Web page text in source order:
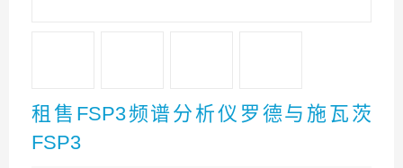
租售FSP3频谱分析仪罗德与施瓦茨
FSP3